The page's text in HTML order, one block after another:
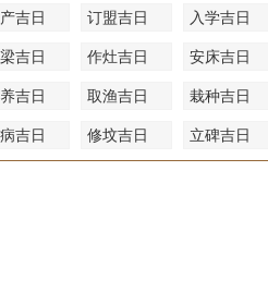
吉日 订盟吉日 入学吉日
梁吉日 作灶吉日 安床吉日
吉日 取渔吉日 栽种吉日
吉日 修坟吉日 立碑吉日